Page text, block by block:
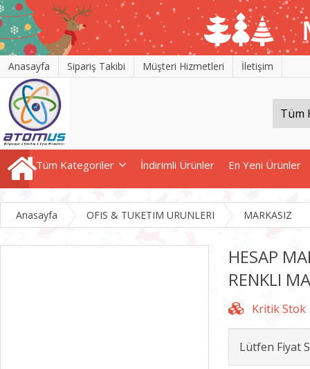
Anasayfa Sipariş Takibi Müşteri Hizmetleri İletişim
Tüm Kategoriler İndirimli Ürünler En Yeni Ürünler
Anasayfa OFIS & TUKETIM URUNLERI MARKASIZ
HESAP
RENKLI
Lütfen Fiyat